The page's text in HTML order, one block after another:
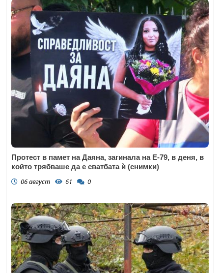
Протест в памет на Даяна, загинала на Е-79, в деня, в
който трябваше да е сватбата ѝ (снимки)
06 август 61 0